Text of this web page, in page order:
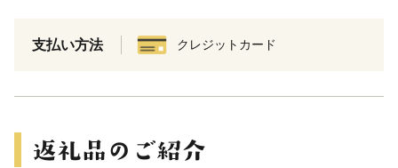
支払い方法 クレジットカード